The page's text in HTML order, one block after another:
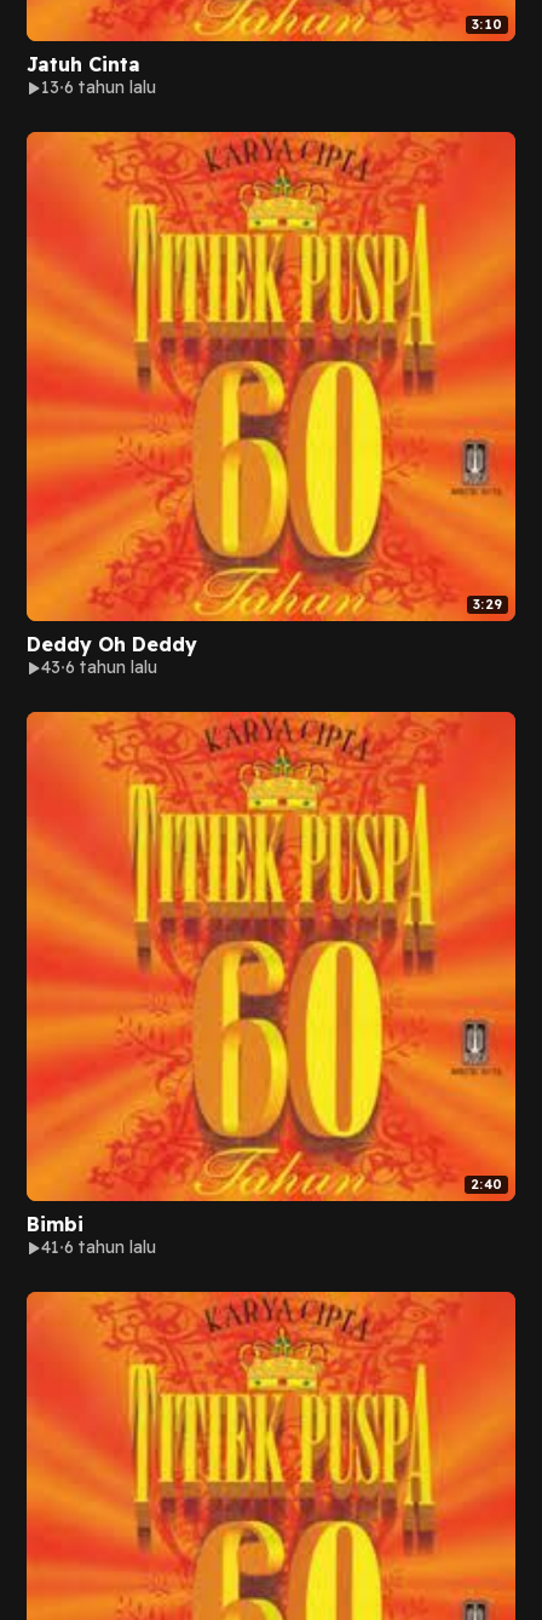
3:10
Jatuh Cinta
13 6 tahun lalu
3:29
Deddy Oh Deddy
43 6 tahun lalu
2:40
Bimbi
41 6 tahun lalu